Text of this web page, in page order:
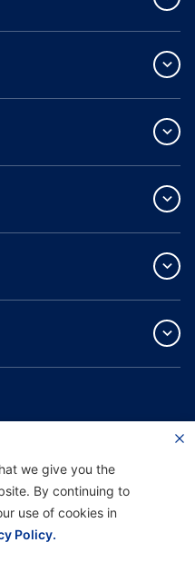
康保障和 ASO 服务。
HMO-POS 和 HMO SNP，与
Health Assurance 的注册取决
we give you the
By continuing to
use of cookies in
Policy.